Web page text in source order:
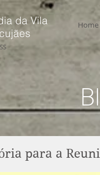
da Vila
Home
para a